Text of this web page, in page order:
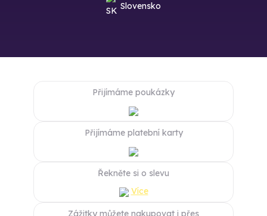
Slovensko
Přijímáme poukázky
Přijímáme platební karty
Řekněte si o slevu
Více
Zážitky můžete nakupovat i přes